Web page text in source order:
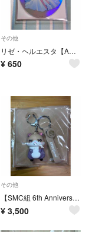
その他
リゼ・ヘルエスタ【ART OF NIJISANJI】オフィシャルショップ特典ステッカー
¥ 650
その他
【SMC組 6th Anniversary】ラバーキーホルダー加賀美ハヤト
¥ 3,500